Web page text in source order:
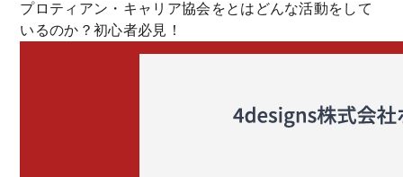
プロティアン・キャリア協会をとはどんな活動をして
いるのか？初心者必見！